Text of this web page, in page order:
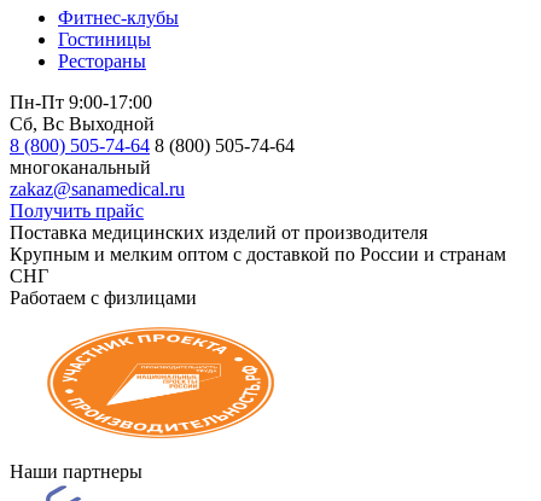
Фитнес-клубы
Гостиницы
Рестораны
Пн-Пт 9:00-17:00
Сб, Вс Выходной
8 (800) 505-74-64 8 (800) 505-74-64
многоканальный
zakaz@sanamedical.ru
Получить прайс
Поставка медицинских изделий от производителя
Крупным и мелким оптом с доставкой по России и странам
СНГ
Работаем с физлицами
Наши партнеры